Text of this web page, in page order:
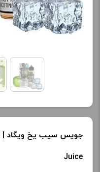
هستند.
افزودن به سبد خرید
ک
ی
Juice